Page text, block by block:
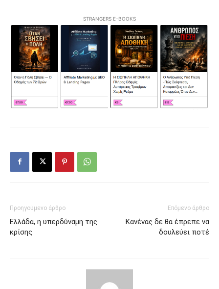
STRANGERS E-BOOKS
Προηγούμενο άρθρο
Ελλάδα, η υπερδύναμη της
κρίσης
Επόμενο άρθρο
Κανένας δε θα έπρεπε να
δουλεύει ποτέ